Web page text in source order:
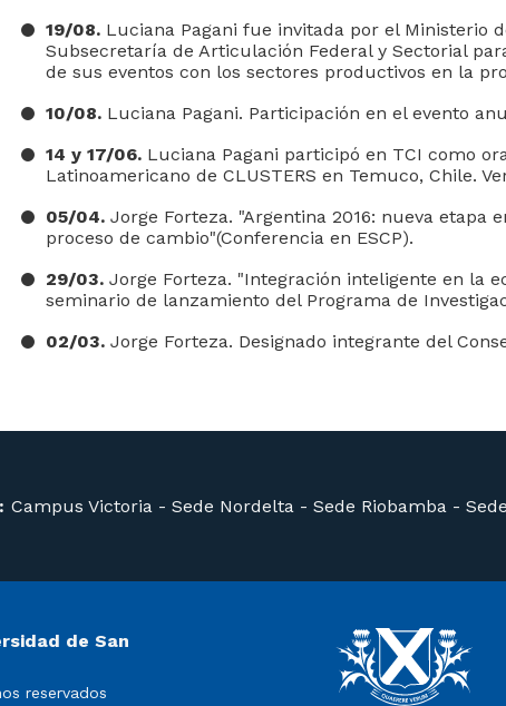
19/08. Luciana Pagani fue invitada por el Ministerio
Subsecretaría de Articulación Federal y Sectorial
de sus eventos con los sectores productivos en la
10/08. Luciana Pagani. Participación en el evento
14 y 17/06. Luciana Pagani participó en TCI como
Latinoamericano de CLUSTERS en Temuco, Chile.
05/04. Jorge Forteza. "Argentina 2016: nueva etapa
proceso de cambio"(Conferencia en ESCP).
29/03. Jorge Forteza. "Integración inteligente en la
seminario de lanzamiento del Programa de
02/03. Jorge Forteza. Designado integrante del
Campus Victoria - Sede Nordelta - Sede Riobamba -
de San
reservados